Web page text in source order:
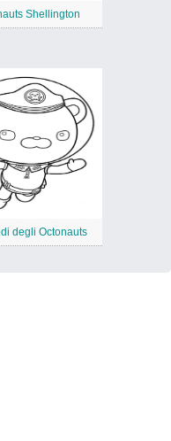
Shellington
degli Octonauts